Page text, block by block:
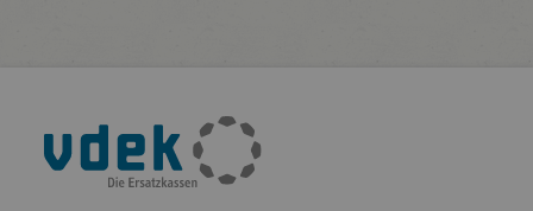
Fußleisten-
Navigation